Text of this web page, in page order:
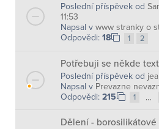
Poslední příspěvek od
11:53
Napsal v www stranky o
Odpovědi: 18 1 2
Potřebuji se někde
Poslední příspěvek od
Napsal v Prevazne
Odpovědi: 215 1 …
Dělení - borosilikátové